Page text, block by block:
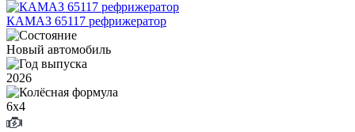
КАМАЗ 65117 рефрижератор
Новый автомобиль
2026
6х4